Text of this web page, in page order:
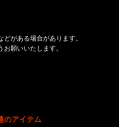
がある場合があります。
願いいたします。
のアイテム